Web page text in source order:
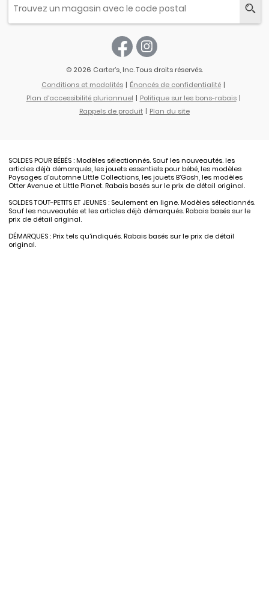
© 2026 Carter’s, Inc. Tous droits réservés.
Conditions et modalités
Énoncés de confidentialité
Plan d'accessibilité pluriannuel
Politique sur les bons-rabais
Rappels de produit
Plan du site
SOLDES POUR BÉBÉS : Modèles sélectionnés. Sauf les nouveautés. les
articles déjà démarqués, les jouets essentiels pour bébé, les modèles
Paysages d'automne Little Collections, les jouets B’Gosh, les modèles
Otter Avenue et Little Planet. Rabais basés sur le prix de détail original.
SOLDES TOUT-PETITS ET JEUNES : Seulement en ligne. Modèles sélectionnés.
Sauf les nouveautés et les articles déjà démarqués. Rabais basés sur le
prix de détail original.
DÉMARQUES : Prix tels qu’indiqués. Rabais basés sur le prix de détail
original.